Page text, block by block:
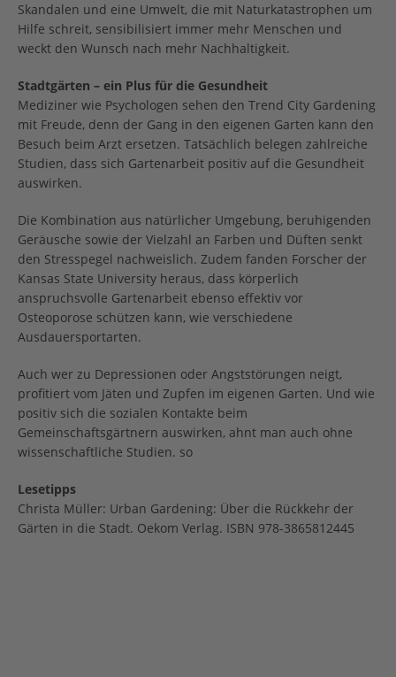
Skandalen und eine Umwelt, die mit Naturkatastrophen um
Hilfe schreit, sensibilisiert immer mehr Menschen und
weckt den Wunsch nach mehr Nachhaltigkeit.
Stadtgärten – ein Plus für die Gesundheit
Mediziner wie Psychologen sehen den Trend City Gardening
mit Freude, denn der Gang in den eigenen Garten kann den
Besuch beim Arzt ersetzen. Tatsächlich belegen zahlreiche
Studien, dass sich Gartenarbeit positiv auf die Gesundheit
auswirken.
Die Kombination aus natürlicher Umgebung, beruhigenden
Geräusche sowie der Vielzahl an Farben und Düften senkt
den Stresspegel nachweislich. Zudem fanden Forscher der
Kansas State University heraus, dass körperlich
anspruchsvolle Gartenarbeit ebenso effektiv vor
Osteoporose schützen kann, wie verschiedene
Ausdauersportarten.
Auch wer zu Depressionen oder Angststörungen neigt,
profitiert vom Jäten und Zupfen im eigenen Garten. Und wie
positiv sich die sozialen Kontakte beim
Gemeinschaftsgärtnern auswirken, ahnt man auch ohne
wissenschaftliche Studien. so
Lesetipps
Christa Müller: Urban Gardening: Über die Rückkehr der
Gärten in die Stadt. Oekom Verlag. ISBN 978-3865812445